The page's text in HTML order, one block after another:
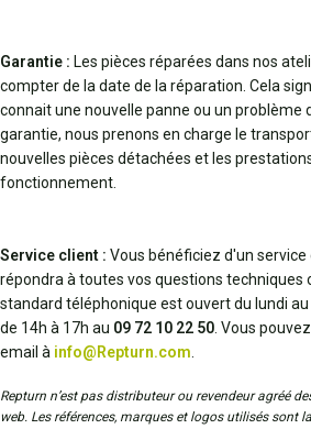
Garantie : Les pièces réparées dans nos
compter de la date de la réparation. Cela
connait une nouvelle panne ou un problème
garantie, nous prenons en charge le
nouvelles pièces détachées et les
fonctionnement.
Service client : Vous bénéficiez d'un
répondra à toutes vos questions techniques
standard téléphonique est ouvert du lundi
de 14h à 17h au 09 72 10 22 50 . Vous
email à info@Repturn.com
Repturn n’est pas distributeur ou revendeur agréé
web. Les références, marques et logos utilisés sont